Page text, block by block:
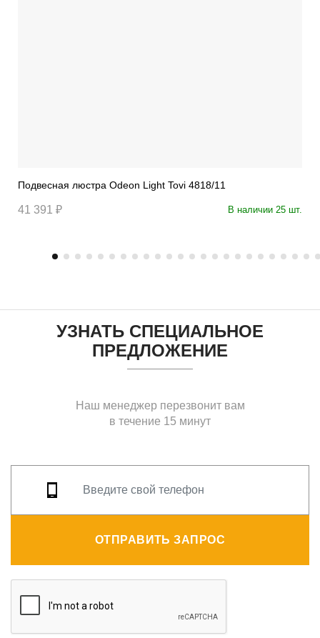
Подвесная люстра Odeon Light Tovi 4818/11
41 391 ₽ В наличии 25 шт.
УЗНАТЬ СПЕЦИАЛЬНОЕ
ПРЕДЛОЖЕНИЕ
Наш менеджер перезвонит вам
в течение 15 минут
ОТПРАВИТЬ ЗАПРОС